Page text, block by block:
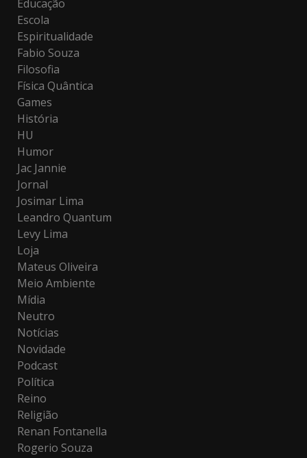
Educação
Escola
Espiritualidade
Fabio Souza
Filosofia
Física Quântica
Games
História
HU
Humor
Jac Jannie
Jornal
Josimar Lima
Leandro Quantum
Levy Lima
Loja
Mateus Oliveira
Meio Ambiente
Mídia
Neutro
Notícias
Novidade
Podcast
Política
Reino
Religião
Renan Fontanella
Rogerio Souza